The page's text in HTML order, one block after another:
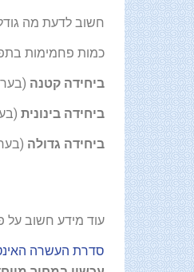
חשוב לדעת מה
כמות פחמימות
ביחידה קטנה (בערך 160 גרם ) יש 23
ביחידה בינונית (בערך 185 גרם)
ביחידה גדולה (בערך 220 גרם) יש 31
עוד מידע חשוב
סדרת העשרה